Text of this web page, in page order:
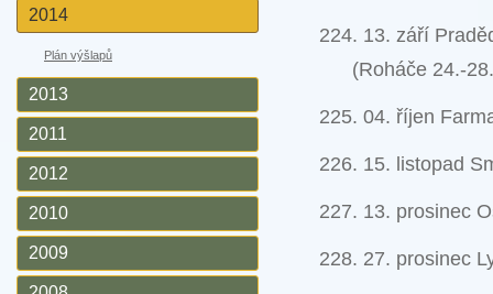
2014
Plán výšlapů
2013
2011
2012
2010
2009
224. 13. září
(Roháče 24.-
225. 04. říjen
226. 15. listopad
227. 13. prosinec
228. 27. prosinec